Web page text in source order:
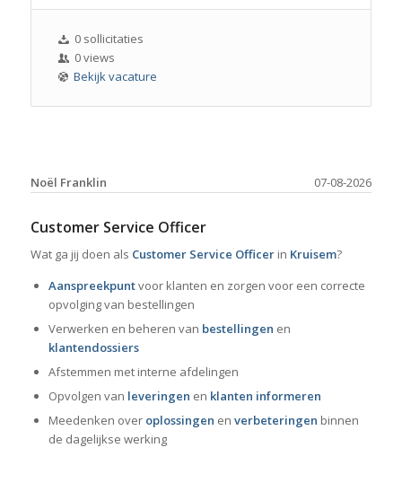
0 sollicitaties
0 views
Bekijk vacature
07-08-2026
Noël Franklin
Customer Service Officer
Wat ga jij doen als Customer Service Officer in Kruisem?
Aanspreekpuntvoor klanten en zorgen voor een correcte
opvolging van bestellingen
Verwerken en beheren van bestellingen en
klantendossiers
Afstemmen met interne afdelingen
Opvolgen van leveringen en klanten informeren
Meedenken over oplossingen en verbeteringen binnen
de dagelijkse werking